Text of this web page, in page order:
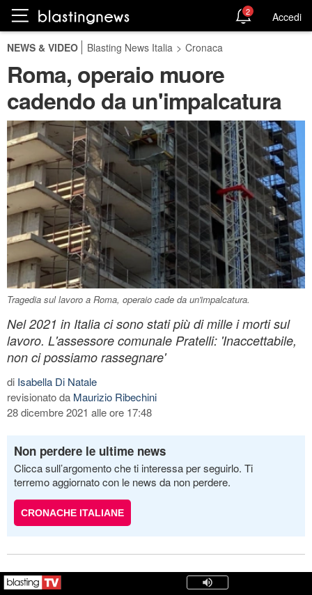
2 Accedi
NEWS & VIDEO Blasting News Italia > Cronaca
Roma, operaio muore
cadendo da un'impalcatura
Tragedia sul lavoro a Roma, operaio cade da un'impalcatura.
Nel 2021 in Italia ci sono stati più di mille i morti sul
lavoro. L'assessore comunale Pratelli: 'Inaccettabile,
non ci possiamo rassegnare'
di Isabella Di Natale
revisionato da Maurizio Ribechini
28 dicembre 2021 alle ore 17:48
Non perdere le ultime news
Clicca sull’argomento che ti interessa per seguirlo. Ti
terremo aggiornato con le news da non perdere.
CRONACHE ITALIANE